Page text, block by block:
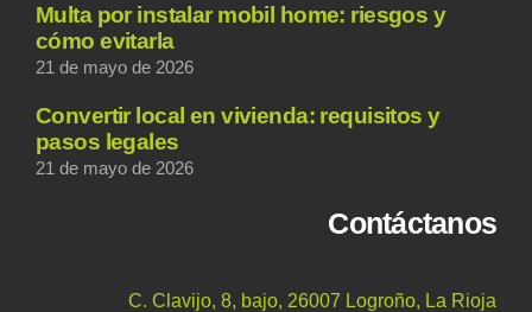
Multa por instalar mobil home: riesgos y
cómo evitarla
21 de mayo de 2026
Convertir local en vivienda: requisitos y
pasos legales
21 de mayo de 2026
Contáctanos
C. Clavijo, 8, bajo, 26007 Logroño, La Rioja